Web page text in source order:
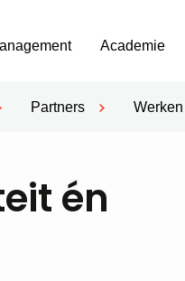
Partners
Academie
én